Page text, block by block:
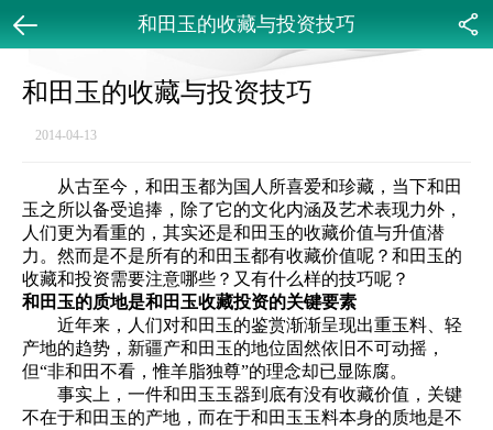
和田玉的收藏与投资技巧
和田玉的收藏与投资技巧
2014-04-13
从古至今， 和田玉都为国人所喜爱和珍藏，当下和田
玉之所以备受追捧，除了它的文化内涵及艺术表现力外，
人们更为看重的，其实还是和田玉的收藏价值与升值潜
力。然而是不是所有的和田玉都有收藏价值呢？和田玉的
收藏和投资需要注意哪些？又有什么样的技巧呢？
和田玉的质地是和田玉收藏投资的关键要素
近年来，人们对和田玉的鉴赏渐渐呈现出重玉料、轻
产地的趋势，新疆产和田玉的地位固然依旧不可动摇，
但“非和田不看，惟羊脂独尊”的理念却已显陈腐。
事实上，一件和田玉玉器到底有没有收藏价值，关键
不在于和田玉的产地，而在于和田玉玉料本身的质地是不